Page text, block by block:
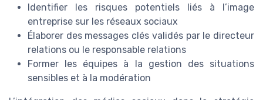
Identifier les risques potentiels liés à l’image
entreprise sur les réseaux sociaux
Élaborer des messages clés validés par le directeur
relations ou le responsable relations
Former les équipes à la gestion des situations
sensibles et à la modération